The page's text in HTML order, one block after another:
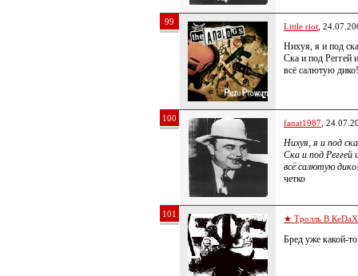
99 Little riot ,
Нихуя, я и под
Ска и под
всё салютую дико!
100 fanat1987 ,
Нихуя, я и под
Ска и под
всё салютую
четко
101 ★ Тролль В
Бред уже какой-